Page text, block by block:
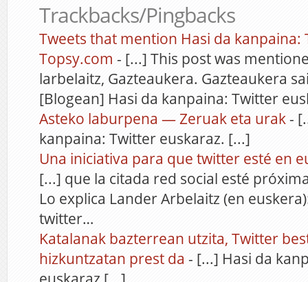
Trackbacks/Pingbacks
Tweets that mention Hasi da kanpaina:
Topsy.com - [...] This post was
larbelaitz, Gazteaukera. Gazteaukera
[Blogean] Hasi da kanpaina: Twitter
Asteko laburpena — Zeruak eta urak-
kanpaina: Twitter euskaraz. [...]
Una iniciativa para que twitter esté en
[...] que la citada red social esté
Lo explica Lander Arbelaitz (en
twitter…
Katalanak bazterrean utzita, Twitter
hizkuntzatan prest da - [...] Hasi da